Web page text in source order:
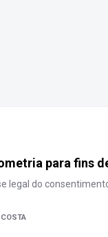
para fins
legal do